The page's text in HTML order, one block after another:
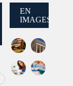
EN
IMAGES